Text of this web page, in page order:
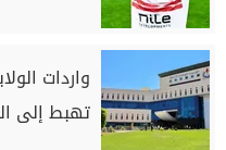
واردات
تهبط إلى